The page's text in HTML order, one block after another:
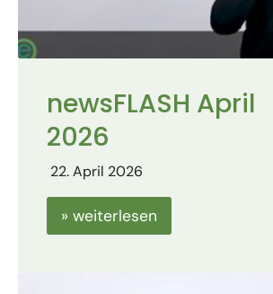
newsFLASH April
2026
22. April 2026
» weiterlesen